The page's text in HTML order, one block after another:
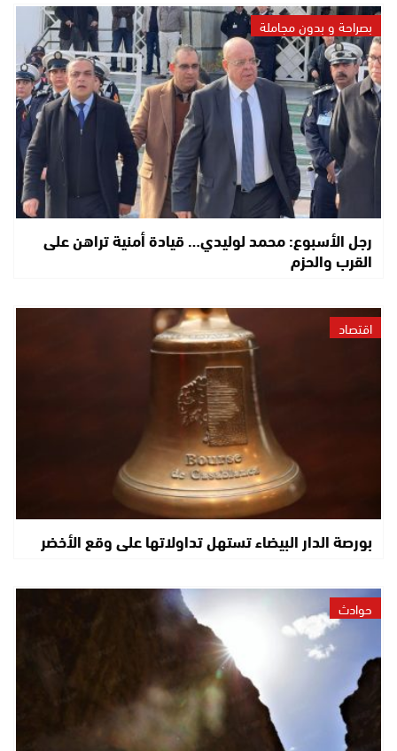
بصراحة و بدون مجاملة
رجل الأسبوع: محمد لوليدي… قيادة أمنية تراهن على
القرب والحزم
اقتصاد
بورصة الدار البيضاء تستهل تداولاتها على وقع الأخضر
حوادث